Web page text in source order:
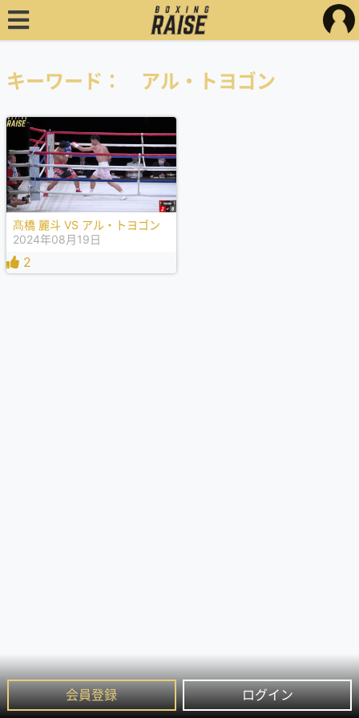
会員登録 ログイン
キーワード： アル・トヨゴン
髙橋 麗斗 VS アル・トヨゴン
2024年08月19日
2